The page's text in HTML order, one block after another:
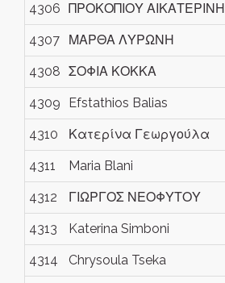
4306 ΠΡΟΚΟΠΙΟΥ ΑΙΚΑΤΕΡΙΝΗ
4307 ΜΑΡΘΑ ΛΥΡΩΝΗ
4308 ΣΟΦΙΑ ΚΟΚΚΑ
4309 Efstathios Balias
4310 Κατερίνα Γεωργούλα
4311 Maria Blani
4312 ΓΙΩΡΓΟΣ ΝΕΟΦΥΤΟΥ
4313 Katerina Simboni
4314 Chrysoula Tseka